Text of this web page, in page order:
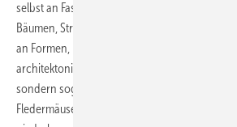
selbst an Fassaden zeigen virtuos komponierte
Bäumen, Sträuchern und Grünpflanzen, dass
an Formen, Farben und Strukturen optisch wie
architektonischen Gestaltungen nicht nur
sondern sogar überlegen ist. Mit Pflanzen,
Fledermäusen, die sich nach und nach in